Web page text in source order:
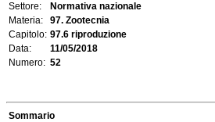
Settore:
Normativa nazionale
Materia:
97. Zootecnia
Capitolo: 97.6 riproduzione
Data:
11/05/2018
Numero: 52
Sommario